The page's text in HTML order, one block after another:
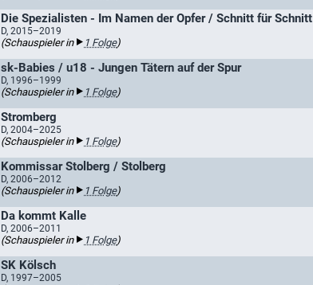
Die Spezialisten - Im Namen der Opfer / Schnitt für Schnitt
D, 2015–2019
(Schauspieler in 1 Folge)
sk-Babies / u18 - Jungen Tätern auf der Spur
D, 1996–1999
(Schauspieler in 1 Folge)
Stromberg
D, 2004–2025
(Schauspieler in 1 Folge)
Kommissar Stolberg / Stolberg
D, 2006–2012
(Schauspieler in 1 Folge)
Da kommt Kalle
D, 2006–2011
(Schauspieler in 1 Folge)
SK Kölsch
D, 1997–2005